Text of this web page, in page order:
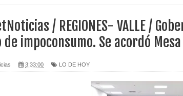
Regionetnoticias / Caldas fortalece el
/ REGIONES- VALLE /
impoconsumo. Se acordó Mesa
3:33:00 LO DE HOY